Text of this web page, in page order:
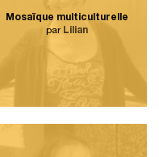
Mosaïque multiculturelle
par Lilian